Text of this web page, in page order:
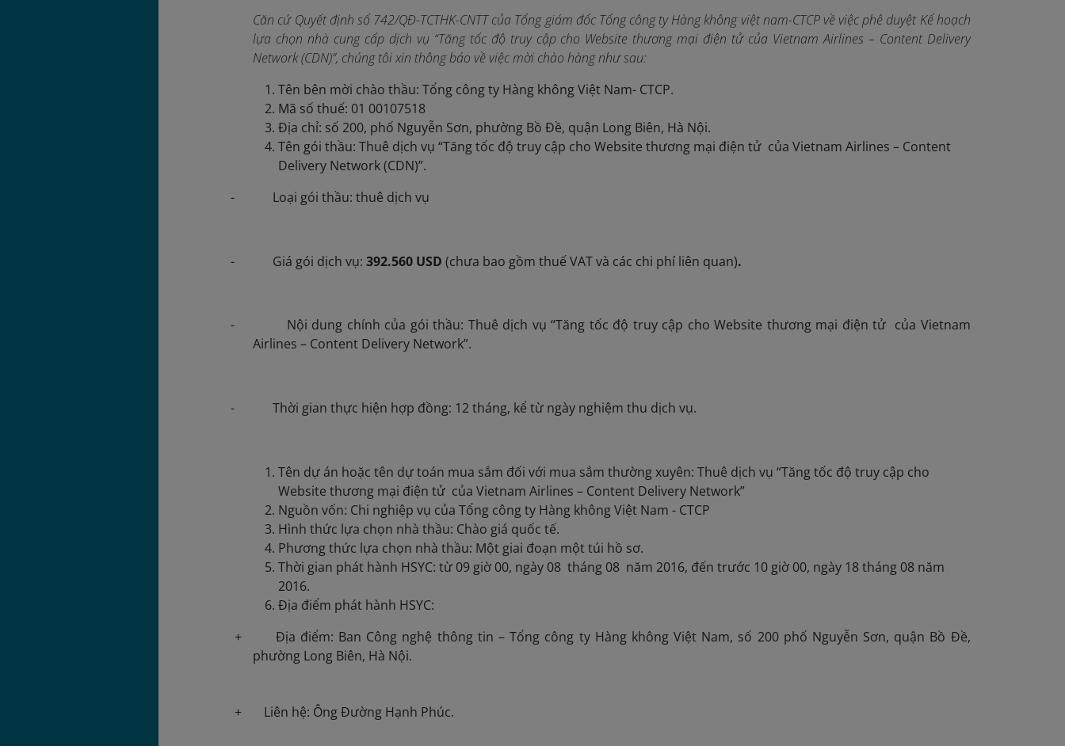
Căn cứ Quyết định số 742/QĐ-TCTHK-CNTT của Tổng giám đốc Tổng công ty Hàng không việt nam-CTCP về việc phê duyệt Kế hoạch
lựa chọn nhà cung cấp dịch vụ “Tăng tốc độ truy cập cho Website thương mại điện tử của Vietnam Airlines – Content Delivery
Network (CDN)”, chúng tôi xin thông báo về việc mời chào hàng như sau:
Tên bên mời chào thầu: Tổng công ty Hàng không Việt Nam- CTCP.
Mã số thuế: 01 00107518
Địa chỉ: số 200, phố Nguyễn Sơn, phường Bồ Đề, quận Long Biên, Hà Nội.
Tên gói thầu: Thuê dịch vụ “Tăng tốc độ truy cập cho Website thương mại điện tử của Vietnam Airlines – Content
Delivery Network (CDN)”.
- Loại gói thầu: thuê dịch vụ
- Giá gói dịch vụ: 392.560 USD (chưa bao gồm thuế VAT và các chi phí liên quan).
- Nội dung chính của gói thầu: Thuê dịch vụ “Tăng tốc độ truy cập cho Website thương mại điện tử của Vietnam
Airlines – Content Delivery Network”.
- Thời gian thực hiện hợp đồng: 12 tháng, kể từ ngày nghiệm thu dịch vụ.
Tên dự án hoặc tên dự toán mua sắm đối với mua sắm thường xuyên: Thuê dịch vụ “Tăng tốc độ truy cập cho
Website thương mại điện tử của Vietnam Airlines – Content Delivery Network”
Nguồn vốn: Chi nghiệp vụ của Tổng công ty Hàng không Việt Nam - CTCP
Hình thức lựa chọn nhà thầu: Chào giá quốc tế.
Phương thức lựa chọn nhà thầu: Một giai đoạn một túi hồ sơ.
Thời gian phát hành HSYC: từ 09 giờ 00, ngày 08 tháng 08 năm 2016, đến trước 10 giờ 00, ngày 18 tháng 08 năm
2016.
Địa điểm phát hành HSYC:
+ Địa điểm: Ban Công nghệ thông tin – Tổng công ty Hàng không Việt Nam, số 200 phố Nguyễn Sơn, quận Bồ Đề,
phường Long Biên, Hà Nội.
+ Liên hệ: Ông Đường Hạnh Phúc.